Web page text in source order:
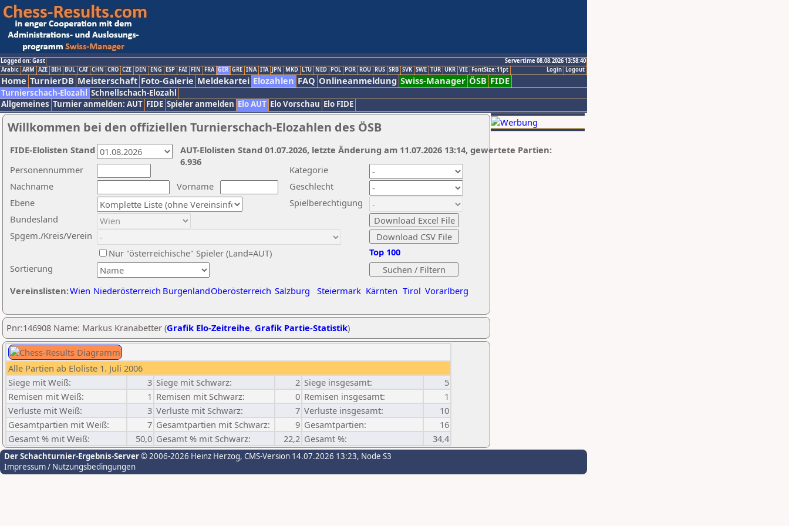
Logged on: Gast
Servertime 08.08.2026 13:58:40
Logout
Login
Arabic ARM AZE BIH BUL CAT CHN CRO CZE DEN ENG ESP FAI FIN FRA GER GRE INA ITA JPN MKD LTU NED POL POR ROU RUS SRB SVK SWE TUR UKR VIE FontSize:11pt
Home TurnierDB Meisterschaft Foto-Galerie Meldekartei Elozahlen FAQ Onlineanmeldung Swiss-Manager ÖSB FIDE
Turnierschach-Elozahl Schnellschach-Elozahl
Allgemeines Turnier anmelden: AUT FIDE Spieler anmelden Elo AUT Elo Vorschau Elo FIDE
Willkommen bei den offiziellen Turnierschach-Elozahlen des ÖSB
Nachname
Vorname
Ebene
Kategorie
Sortierung
Personennummer
Bundesland
Spgem./Kreis/Verein
Geschlecht
Nur "österreichische" Spieler (Land=AUT)
Spielberechtigung
Vereinslisten:Wien Niederösterreich BurgenlandOberösterreich Salzburg Steiermark Kärnten Tirol Vorarlberg
Top 100
AUT-Elolisten Stand 01.07.2026, letzte Änderung am 11.07.2026 13:14, gewertete Partien:
6.936
FIDE-Elolisten Stand
Pnr:146908 Name: Markus Kranabetter (Grafik Elo-Zeitreihe, Grafik Partie-Statistik)
Alle Partien ab Eloliste 1. Juli 2006
Siege mit Weiß:
3 Siege mit Schwarz: 2 Siege insgesamt:
5
Remisen mit Weiß:
1 Remisen mit Schwarz: 0 Remisen insgesamt:
1
Verluste mit Weiß:
3 Verluste mit Schwarz: 7 Verluste insgesamt:
10
Gesamtpartien mit Weiß:
7 Gesamtpartien mit Schwarz: 9 Gesamtpartien:
16
Gesamt % mit Weiß:
50,0 Gesamt % mit Schwarz: 22,2 Gesamt %: 34,4
Der Schachturnier-Ergebnis-Server© 2006-2026 Heinz Herzog, CMS-Version 14.07.2026 13:23, Node S3
Impressum / Nutzungsbedingungen